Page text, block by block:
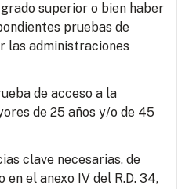
superior o bien haber
pruebas de
las administraciones
de acceso a la
de 25 años y/o de 45
clave necesarias, de
el anexo IV del R.D. 34,